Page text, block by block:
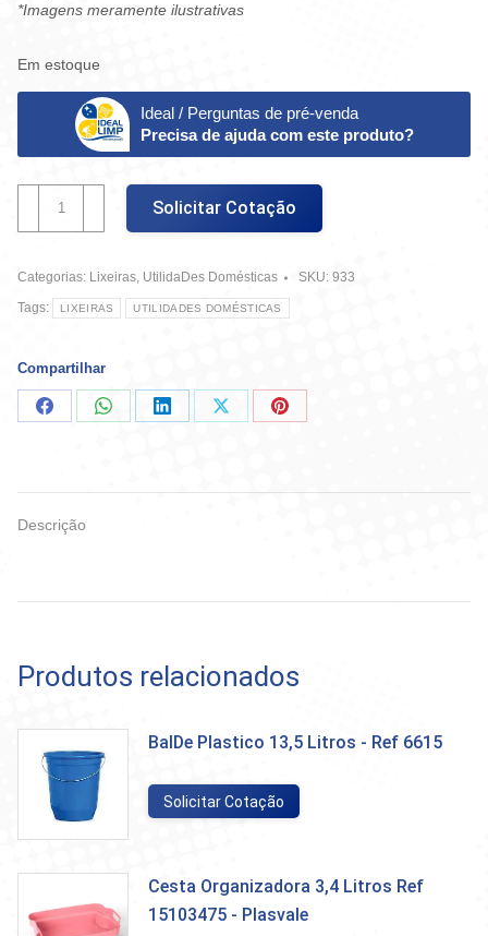
*Imagens meramente ilustrativas
Em estoque
Ideal / Perguntas de pré-venda
Precisa de ajuda com este produto?
Tampa
Litros
Santana
2306
quantidade
Solicitar Cotação
Categorias: Lixeiras, UtilidaDes Domésticas SKU: 933
Tags:
LIXEIRAS UTILIDADES DOMÉSTICAS
Compartilhar
CompartilharCompartilharCompartilharCompartilharCompartilhar
Descrição
Produtos relacionados
BalDe Plastico 13,5 Litros - Ref 6615
Solicitar Cotação
Cesta Organizadora 3,4 Litros Ref
15103475 - Plasvale